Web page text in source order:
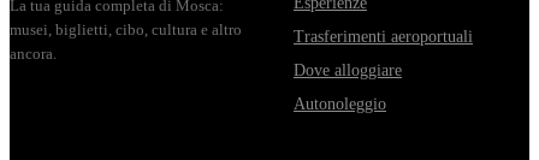
La tua guida completa di Mosca:
musei, biglietti, cibo, cultura e altro
ancora.
Trasferimenti aeroportuali
Dove alloggiare
Autonoleggio